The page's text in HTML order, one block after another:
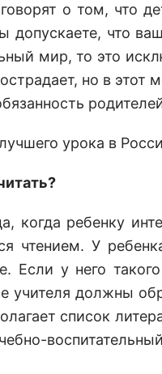
о том, что
допускаете, что
мир, то это
но в этот
когда ребенку
чтением. У
у него
учителя должны
список